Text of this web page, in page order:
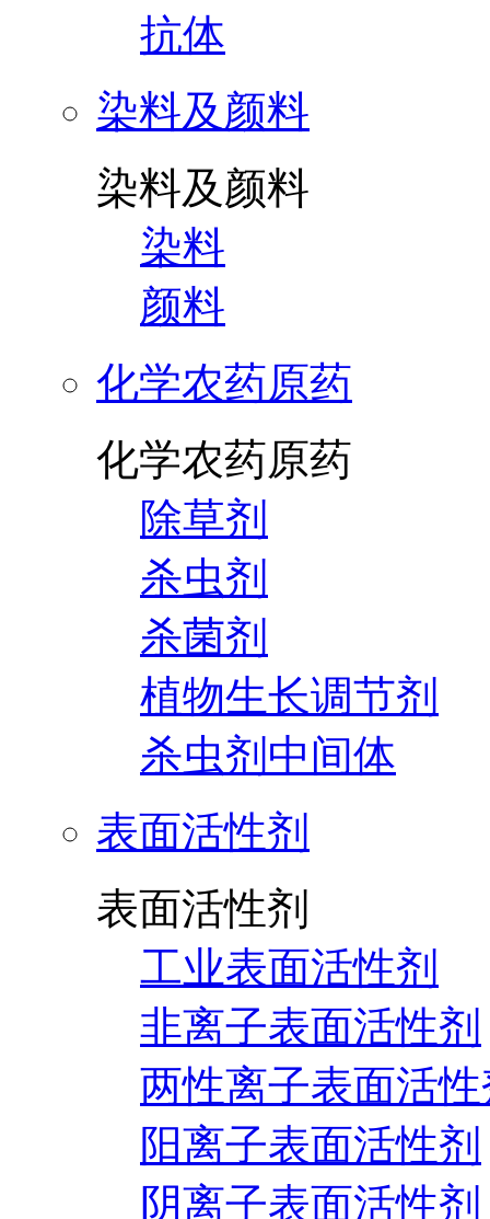
抗体
染料及颜料
染料及颜料
染料
颜料
化学农药原药
化学农药原药
除草剂
杀虫剂
杀菌剂
植物生长调节剂
杀虫剂中间体
表面活性剂
表面活性剂
工业表面活性剂
非离子表面活性剂
两性离子表面活
阳离子表面活性剂
阴离子表面活性剂